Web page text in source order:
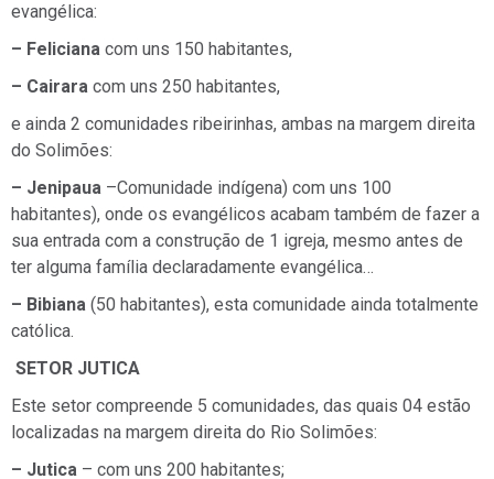
evangélica:
– Feliciana com uns 150 habitantes,
– Cairara com uns 250 habitantes,
e ainda 2 comunidades ribeirinhas, ambas na margem direita
do Solimões:
– Jenipaua –Comunidade indígena) com uns 100
habitantes), onde os evangélicos acabam também de fazer a
sua entrada com a construção de 1 igreja, mesmo antes de
ter alguma família declaradamente evangélica…
– Bibiana (50 habitantes), esta comunidade ainda totalmente
católica.
SETOR JUTICA
Este setor compreende 5 comunidades, das quais 04 estão
localizadas na margem direita do Rio Solimões:
– Jutica – com uns 200 habitantes;